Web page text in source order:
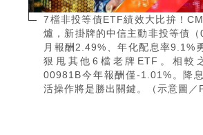
7檔非投等債ETF績效大比拚！
爐，新掛牌的中信主動非投等債
月報酬2.49%、年化配息率9.1%
狠甩其他6檔老牌ETF。相較
00981B今年報酬僅-1.01%。降
活操作將是勝出關鍵。（示意圖／